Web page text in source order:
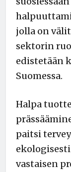
jolla on
sektorin
edistetään
Suomessa.
Halpa
paitsi
vastaisen